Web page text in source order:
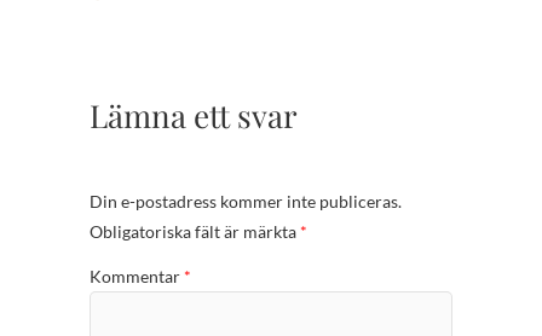
Lämna ett svar
Din e-postadress kommer inte publiceras.
Obligatoriska fält är märkta *
Kommentar *